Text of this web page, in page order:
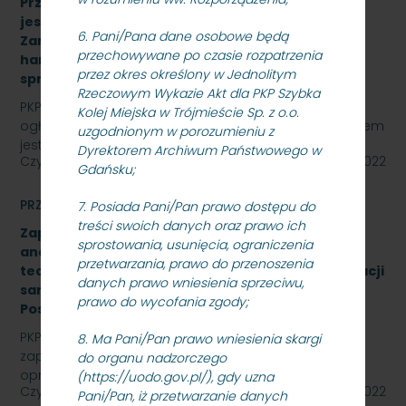
6. Pani/Pana dane osobowe będą
przechowywane po czasie rozpatrzenia
przez okres określony w Jednolitym
Rzeczowym Wykazie Akt dla PKP Szybka
Kolej Miejska w Trójmieście Sp. z o.o.
uzgodnionym w porozumieniu z
Dyrektorem Archiwum Państwowego w
Gdańsku;
7. Posiada Pani/Pan prawo dostępu do
treści swoich danych oraz prawo ich
sprostowania, usunięcia, ograniczenia
przetwarzania, prawo do przenoszenia
danych prawo wniesienia sprzeciwu,
prawo do wycofania zgody;
8. Ma Pani/Pan prawo wniesienia skargi
do organu nadzorczego
(https://uodo.gov.pl/), gdy uzna
Pani/Pan, iż przetwarzanie danych
jest „sukcesywna dostawa do siedziby
Zamawiającego – 9.525 szt. żeliwnych wstawek
hamulcowych z dylatacjami typu DO-B-380, znak
sprawy: SKMMU.086.57.22
PKP SZYBKA KOLEJ MIEJSKA W TRÓJMIEŚCIE Sp. z o.o.
ogłasza przetarg nieograniczony, którego przedmiotem
jest „sukcesywna dostawa do siedziby odbiorcy…
Czytaj dalej
26 października 2022
PRZETARGI
Zapytanie ofertowe na wykonanie opracowania
analizy formalno-prawnej wraz z koncepcją
techniczną na rozbudowę i modernizację kanalizacji
sanitarnej obiektu A-13 na stacji Gdynia Cisowa
Postojowa.
PKP Szybka Kolej Miejska w Trójmieście Sp. z o.o.
zaprasza do złożenia oferty cenowej na wykonanie
opracowania analizy formalno-prawnej wraz z…
Czytaj dalej
26 października 2022